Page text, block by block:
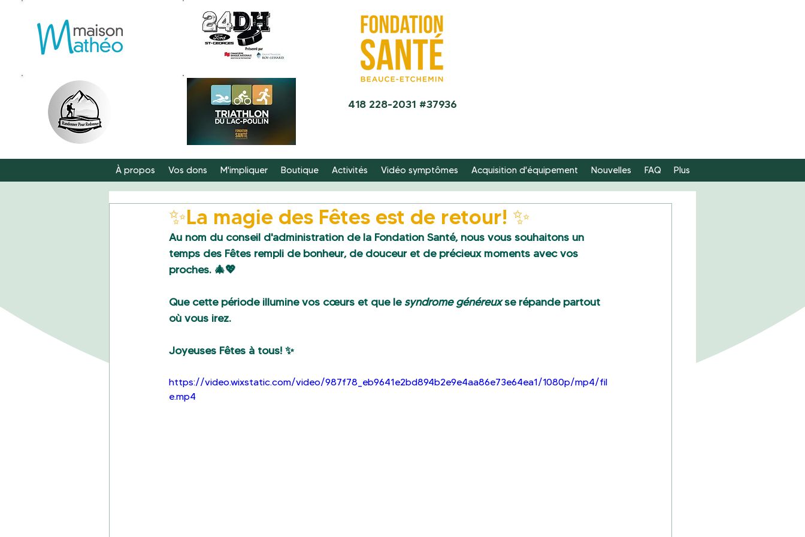
418 228-2031 #37936
À propos Vos dons M'impliquer Boutique Activités Vidéo symptômes Acquisition d'équipement Nouvelles FAQ Plus
✨La magie des Fêtes est de retour! ✨
Au nom du conseil d'administration de la Fondation Santé, nous vous souhaitons un
temps des Fêtes rempli de bonheur, de douceur et de précieux moments avec vos
proches. 🎄💖
Que cette période illumine vos cœurs et que le syndrome généreux se répande partout
où vous irez.
Joyeuses Fêtes à tous! ✨
https://video.wixstatic.com/video/987f78_eb9641e2bd894b2e9e4aa86e73e64ea1/1080p/mp4/fil
e.mp4